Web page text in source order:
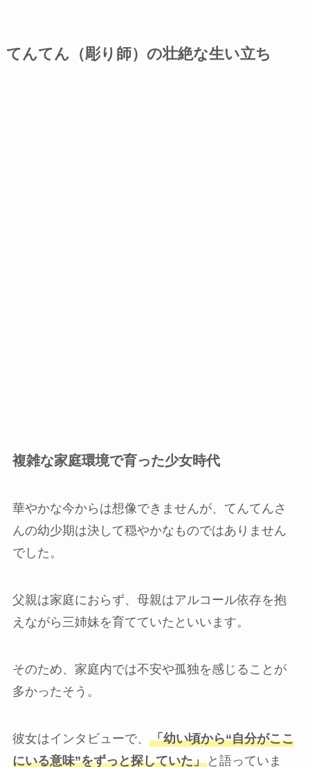
てんてん（彫り師）の壮絶な生い立ち
複雑な家庭環境で育った少女時代
華やかな今からは想像できませんが、てんてんさ
んの幼少期は決して穏やかなものではありません
でした。
父親は家庭におらず、母親はアルコール依存を抱
えながら三姉妹を育てていたといいます。
そのため、家庭内では不安や孤独を感じることが
多かったそう。
彼女はインタビューで、 「幼い頃から“自分がここ
にいる意味”をずっと探していた」と語っていま